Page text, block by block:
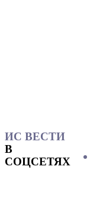
ИС ВЕСТИ
В
СОЦСЕТЯХ